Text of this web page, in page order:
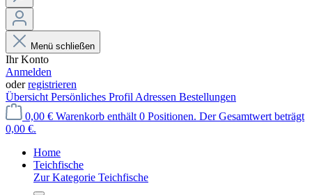
Menü schließen
Ihr Konto
Anmelden
oderregistrieren
Übersicht Persönliches Profil Adressen Bestellungen
0,00 € Warenkorb enthält 0 Positionen. Der Gesamtwert beträgt
0,00 €.
Home
Teichfische
Zur Kategorie Teichfische